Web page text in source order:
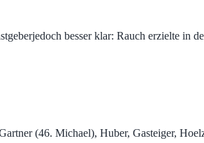
besser klar: Rauch erzielte in
(46. Michael), Huber, Gasteiger,